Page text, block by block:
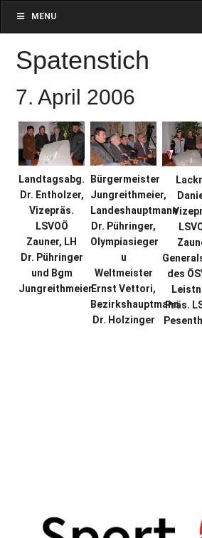
MENU
Spatenstich
7. April 2006
Landtagsabg.
Dr. Entholzer,
Vizepräs.
LSVOÖ
Zauner, LH
Dr. Pühringer
und Bgm
Jungreithmeier
Bürgermeister
Jungreithmeier,
Landeshauptmann
Dr. Pühringer,
Olympiasieger
u
Weltmeister
Ernst Vettori,
Bezirkshauptmann
Dr. Holzinger
des
Präs.